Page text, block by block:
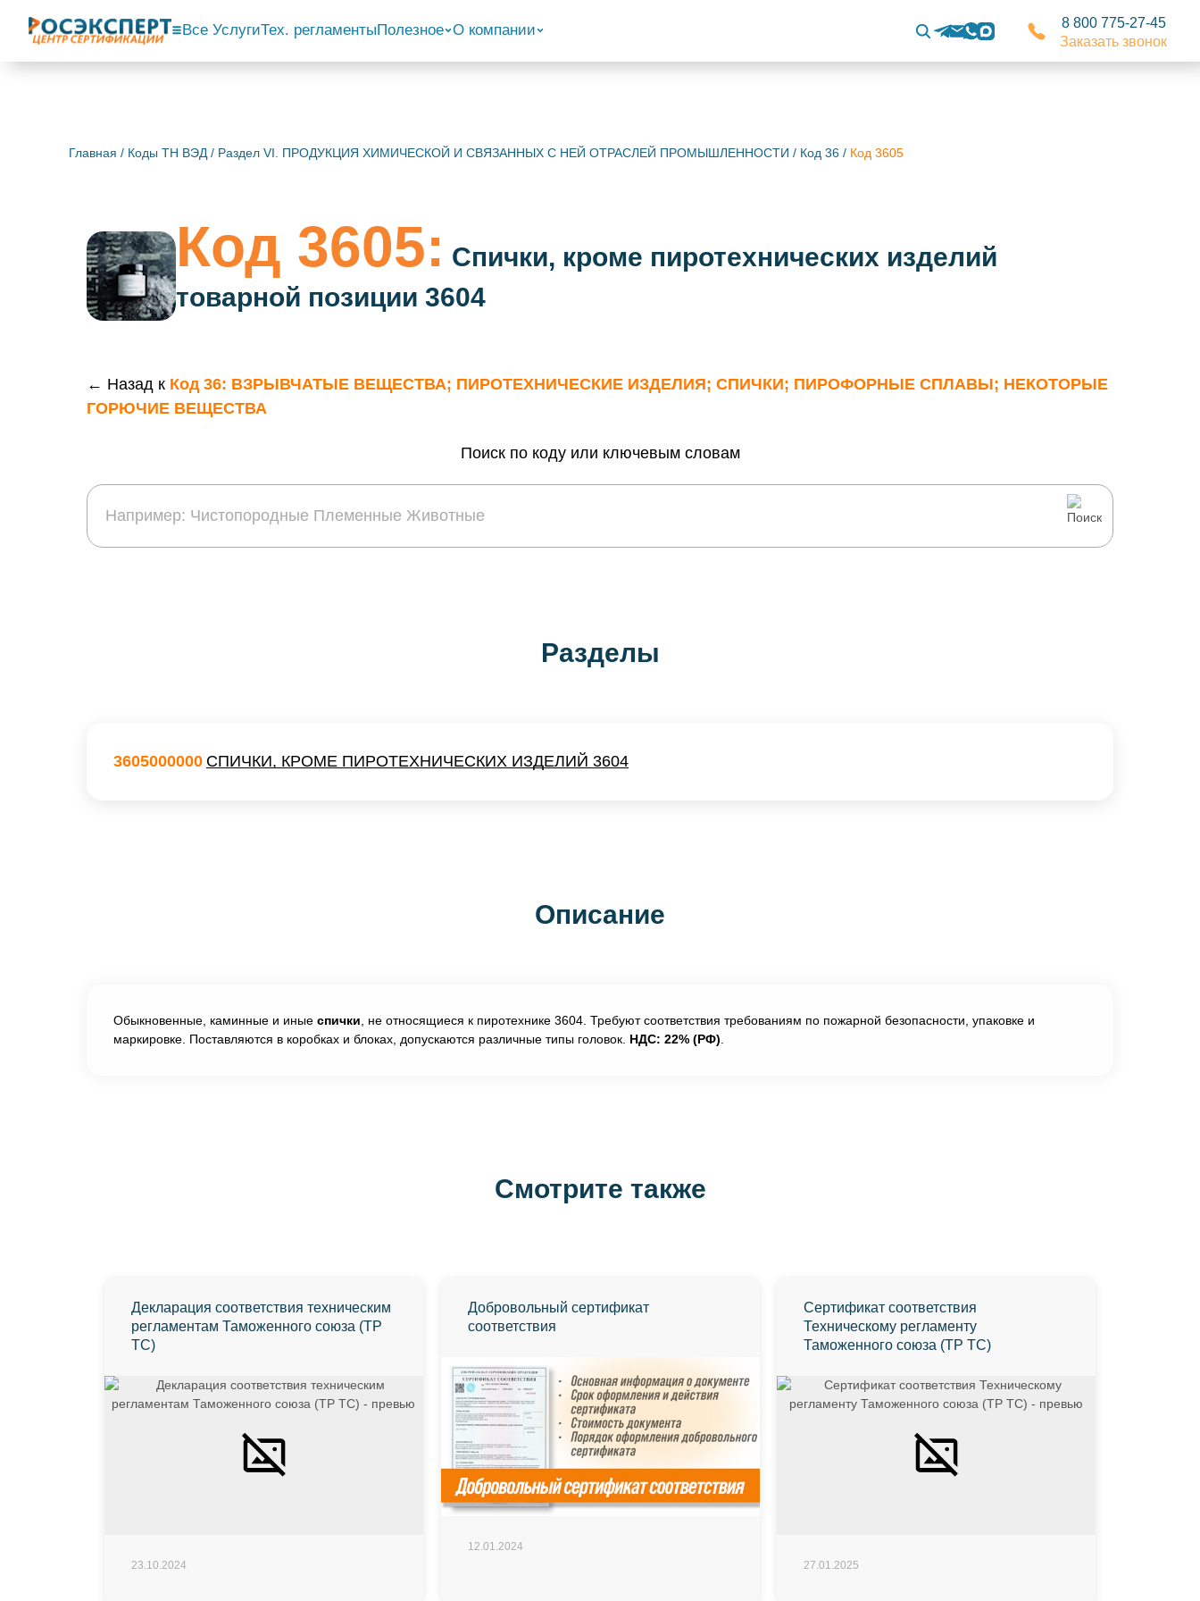
Все УслугиТех. регламенты Полезное О компании
8 800 775-27-45
Заказать звонок
Главная / Коды ТН ВЭД / Раздел VI. ПРОДУКЦИЯ ХИМИЧЕСКОЙ И СВЯЗАННЫХ С НЕЙ ОТРАСЛЕЙ ПРОМЫШЛЕННОСТИ / Код 36 / Код 3605
Код 3605: Спички, кроме пиротехнических изделий
товарной позиции 3604
← Назад к Код 36: ВЗРЫВЧАТЫЕ ВЕЩЕСТВА; ПИРОТЕХНИЧЕСКИЕ ИЗДЕЛИЯ; СПИЧКИ; ПИРОФОРНЫЕ СПЛАВЫ; НЕКОТОРЫЕ
ГОРЮЧИЕ ВЕЩЕСТВА
Поиск по коду или ключевым словам
Разделы
3605000000 СПИЧКИ, КРОМЕ ПИРОТЕХНИЧЕСКИХ ИЗДЕЛИЙ 3604
Описание
Обыкновенные, каминные и иные спички , не относящиеся к пиротехнике 3604. Требуют соответствия требованиям по пожарной безопасности, упаковке и
маркировке. Поставляются в коробках и блоках, допускаются различные типы головок. НДС: 22% (РФ)
Смотрите также
Декларация соответствия техническим
регламентам Таможенного союза (ТР
ТС)
23.10.2024
Добровольный сертификат
соответствия
12.01.2024
Сертификат соответствия
Техническому регламенту
Таможенного союза (ТР ТС)
27.01.2025